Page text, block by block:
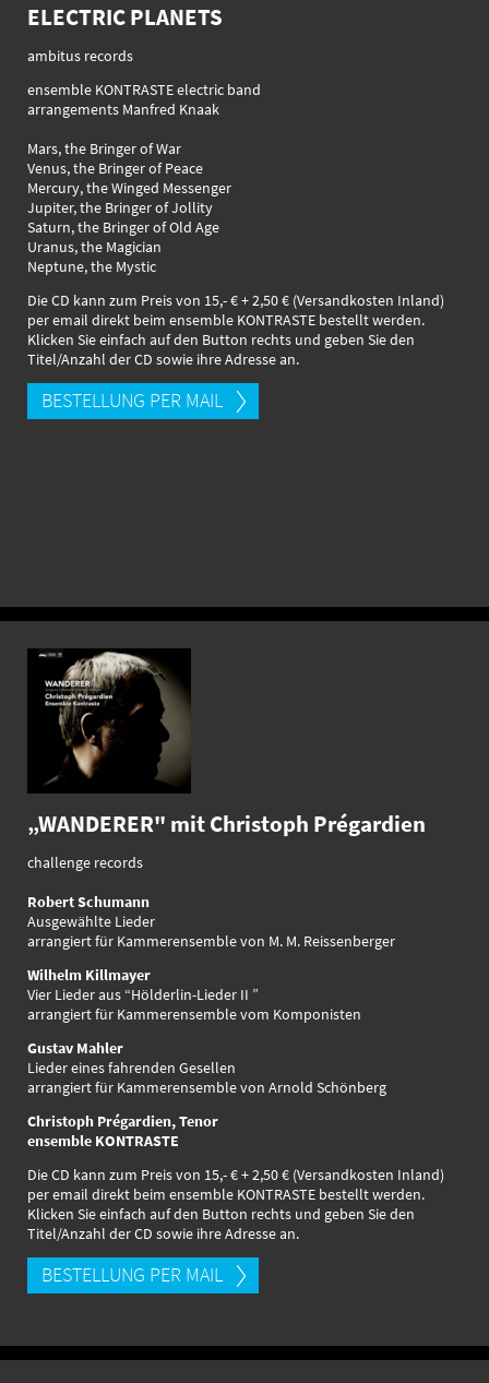
ELECTRIC PLANETS
ambitus records
ensemble KONTRASTE electric band
arrangements Manfred Knaak
Mars, the Bringer of War
Venus, the Bringer of Peace
Mercury, the Winged Messenger
Jupiter, the Bringer of Jollity
Saturn, the Bringer of Old Age
Uranus, the Magician
Neptune, the Mystic
Die CD kann zum Preis von 15,- € + 2,50 € (Versandkosten Inland)
per email direkt beim ensemble KONTRASTE bestellt werden.
Klicken Sie einfach auf den Button rechts und geben Sie den
Titel/Anzahl der CD sowie ihre Adresse an.
BESTELLUNG PER MAIL
„WANDERER" mit Christoph Prégardien
challenge records
Robert Schumann
Ausgewählte Lieder
arrangiert für Kammerensemble von M. M. Reissenberger
Wilhelm Killmayer
Vier Lieder aus “Hölderlin-Lieder II ”
arrangiert für Kammerensemble vom Komponisten
Gustav Mahler
Lieder eines fahrenden Gesellen
arrangiert für Kammerensemble von Arnold Schönberg
Christoph Prégardien, Tenor
ensemble KONTRASTE
Die CD kann zum Preis von 15,- € + 2,50 € (Versandkosten Inland)
per email direkt beim ensemble KONTRASTE bestellt werden.
Klicken Sie einfach auf den Button rechts und geben Sie den
Titel/Anzahl der CD sowie ihre Adresse an.
BESTELLUNG PER MAIL